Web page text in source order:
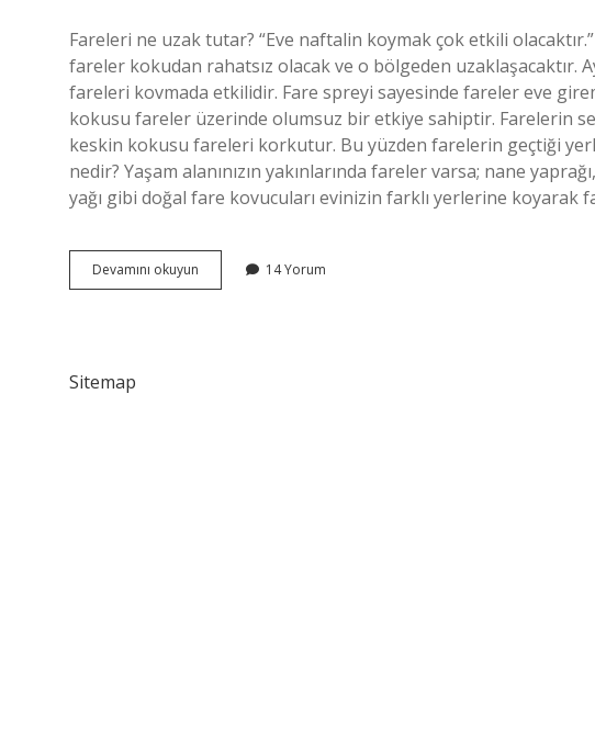
Fareleri ne uzak tutar? “Eve naftalin koymak çok etkili
fareler kokudan rahatsız olacak ve o bölgeden uzaklaşacaktır.
fareleri kovmada etkilidir. Fare spreyi sayesinde fareler eve
kokusu fareler üzerinde olumsuz bir etkiye sahiptir. Farelerin
keskin kokusu fareleri korkutur. Bu yüzden farelerin geçtiği
nedir? Yaşam alanınızın yakınlarında fareler varsa; nane
yağı gibi doğal fare kovucuları evinizin farklı yerlerine koyarak
Devamını okuyun
Ne
14 Yorum
Sitemap